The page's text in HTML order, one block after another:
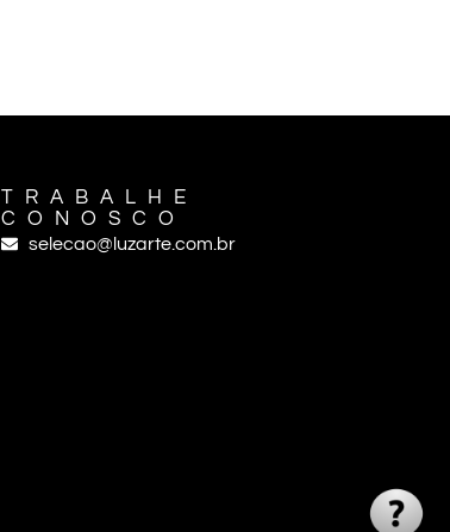
TRABALHE
CONOSCO
selecao@luzarte.com.br